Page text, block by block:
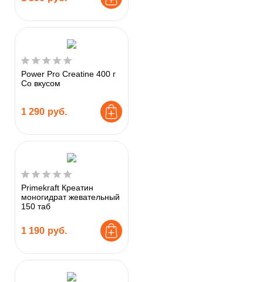
Power Pro Creatine 400 г
Со вкусом
1 290 руб.
Primekraft Креатин
моногидрат жевательный
150 таб
1 190 руб.